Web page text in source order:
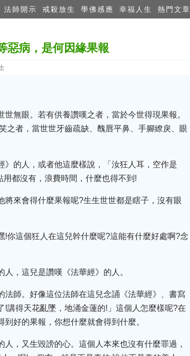
法師開示 戒殺放生 學佛感應 幸福人生 熱門文章
惡病，是何因緣果報
無眼。若有供養讚嘆之者，當於今世得現果報。
之者，當世世牙齒疏缺、醜唇平鼻、手腳繚戾、眼
》的人，或者他這麼樣說，「汝狂人耳，空作是
都沒有，浪費時間，什麼也得不到!
將來會得什麼果報呢?生生世世都是瞎子，沒有眼
你這個狂人在這兒幹什麼呢?這能有什麼好處啊?念
，這兒是讚嘆《法華經》的人。
師。好像這位法師在這兒念誦《法華經》、書寫
!講得天花亂墜，地涌金蓮的!」這個人怎麼樣呢?在
好的果報，你想什麼就會得到什麼。
，又生毀謗的心。這個人本來也沒有什麼罪過，